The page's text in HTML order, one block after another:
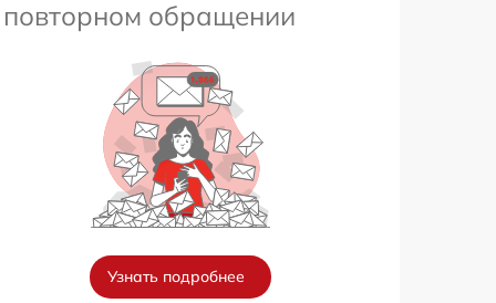
повторном обращении
Узнать подробнее